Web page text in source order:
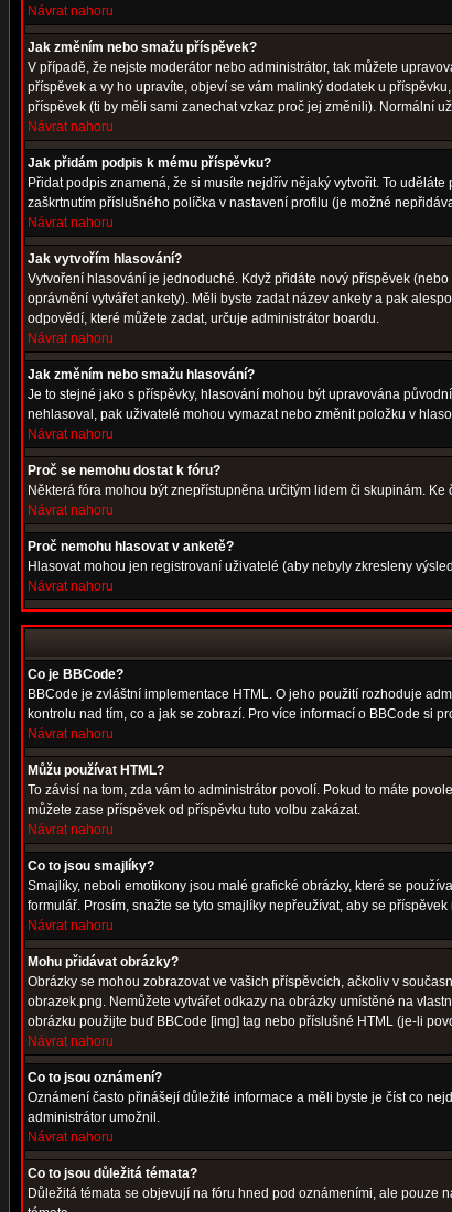
Návrat nahoru
Jak změním nebo smažu příspěvek?
V případě, že nejste moderátor nebo administrátor, tak můžete
příspěvek a vy ho upravíte, objeví se vám malinký dodatek u
příspěvek (ti by měli sami zanechat vzkaz proč jej změnili). Normální
Návrat nahoru
Jak přidám podpis k mému příspěvku?
Přidat podpis znamená, že si musíte nejdřív nějaký vytvořit. To uděláte
zaškrtnutím příslušného políčka v nastavení profilu (je možné
Návrat nahoru
Jak vytvořím hlasování?
Vytvoření hlasování je jednoduché. Když přidáte nový příspěvek
oprávnění vytvářet ankety). Měli byste zadat název ankety a pak
odpovědí, které můžete zadat, určuje administrátor boardu.
Návrat nahoru
Jak změním nebo smažu hlasování?
Je to stejné jako s příspěvky, hlasování mohou být upravována
nehlasoval, pak uživatelé mohou vymazat nebo změnit položku v
Návrat nahoru
Proč se nemohu dostat k fóru?
Některá fóra mohou být znepřístupněna určitým lidem či skupinám.
Návrat nahoru
Proč nemohu hlasovat v anketě?
Hlasovat mohou jen registrovaní uživatelé (aby nebyly zkresleny
Návrat nahoru
Co je BBCode?
BBCode je zvláštní implementace HTML. O jeho použití rozhoduje
kontrolu nad tím, co a jak se zobrazí. Pro více informací o BBCode si
Návrat nahoru
Můžu používat HTML?
To závisí na tom, zda vám to administrátor povolí. Pokud to máte
můžete zase příspěvek od příspěvku tuto volbu zakázat.
Návrat nahoru
Co to jsou smajlíky?
Smajlíky, neboli emotikony jsou malé grafické obrázky, které se
formulář. Prosím, snažte se tyto smajlíky nepřeužívat, aby se
Návrat nahoru
Mohu přidávat obrázky?
Obrázky se mohou zobrazovat ve vašich příspěvcích, ačkoliv v
obrazek.png. Nemůžete vytvářet odkazy na obrázky umístěné na
obrázku použijte buď BBCode [img] tag nebo příslušné HTML (je-li
Návrat nahoru
Co to jsou oznámení?
Oznámení často přinášejí důležité informace a měli byste je číst co
administrátor umožnil.
Návrat nahoru
Co to jsou důležitá témata?
Důležitá témata se objevují na fóru hned pod oznámeními, ale pouze